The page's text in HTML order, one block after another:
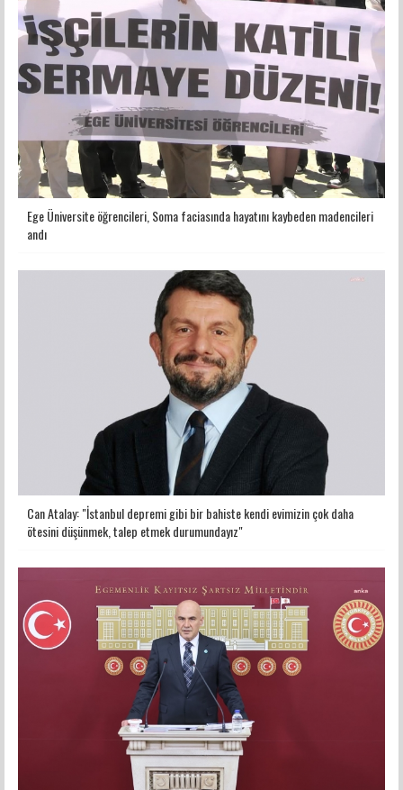
Ege Üniversite öğrencileri, Soma faciasında hayatını kaybeden madencileri
andı
Can Atalay: "İstanbul depremi gibi bir bahiste kendi evimizin çok daha
ötesini düşünmek, talep etmek durumundayız"